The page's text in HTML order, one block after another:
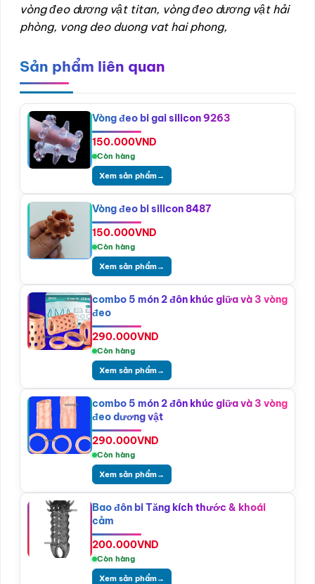
vòng đeo dương vật titan, vòng đeo dương vật hải
phòng, vong deo duong vat hai phong,
Sản phẩm liên quan
Vòng đeo bi gai silicon 9263
150.000VND
Còn hàng
Xem sản phẩm→
Vòng đeo bi silicon 8487
150.000VND
Còn hàng
Xem sản phẩm→
combo 5 món 2 đôn khúc giữa và 3 vòng
đeo
290.000VND
Còn hàng
Xem sản phẩm→
combo 5 món 2 đôn khúc giữa và 3 vòng
đeo dương vật
290.000VND
Còn hàng
Xem sản phẩm→
Bao đôn bi Tăng kích thước & khoái
cảm
200.000VND
Còn hàng
Xem sản phẩm→